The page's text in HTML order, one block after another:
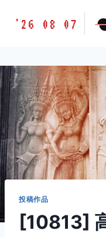
胶
味
道
LETSFILM
'26 08 07
投稿作品
[10813]